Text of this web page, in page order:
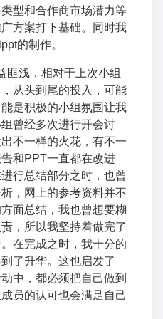
型和合作商市场潜力等
方案打下基础。同时我
的制作。
浅，相对于上次小组
从头到尾的投入，可能
是积极的小组氛围让我
曾经多次进行开会讨
不一样的火花，有不一
和PPT一直都在改进
行总结部分之时，也曾
，网上的参考资料并不
面总结，我也曾想要糊
，所以我坚持着做完了
在完成之时，我十分的
了升华。这也启发了
中，都必须把自己做到
员的认可也会满足自己